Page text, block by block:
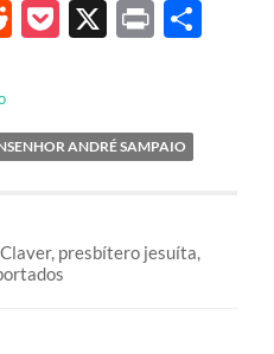
Reddit
Pocket
X Print
ANDRÉ SAMPAIO
presbítero jesuíta,